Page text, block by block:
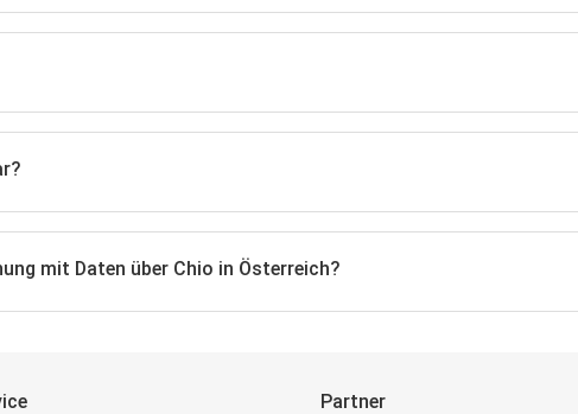
mit Daten über Chio in Österreich?
Partner